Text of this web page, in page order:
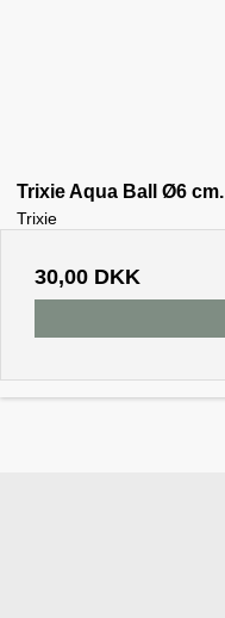
Trixie Aqua Ball Ø6 cm.
Trixie
30,00 DKK